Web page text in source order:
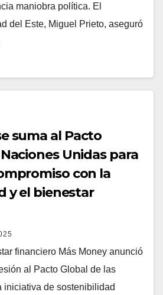
maniobra política. El
del Este, Miguel Prieto, aseguró
suma al Pacto
Unidas para
con la
y el bienestar
financiero Más Money anunció
al Pacto Global de las
iniciativa de sostenibilidad